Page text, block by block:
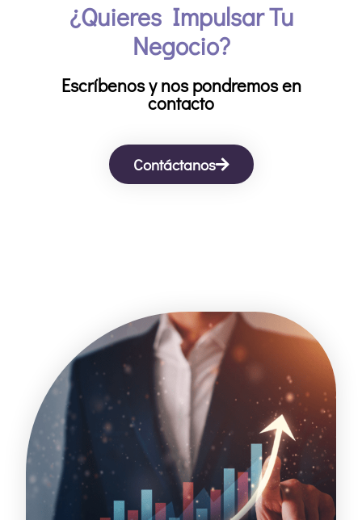
¿Quieres Impulsar Tu
Negocio?​
Escríbenos y nos pondremos en
contacto
Contáctanos